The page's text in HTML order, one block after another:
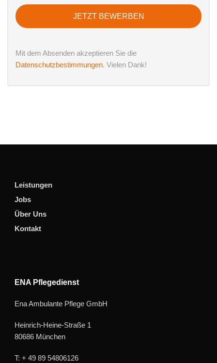
JETZT BEWERBEN
Mit dem Absenden akzeptieren Sie die
Datenschutzbestimmungen. Vielen Dank!
Leistungen
Jobs
Über Uns
Kontakt
ENA Pflegedienst
Ena Ambulante Pflege GmbH
Heinrich-Heine-Straße 1
80686 München
T: + 49 89 54806126